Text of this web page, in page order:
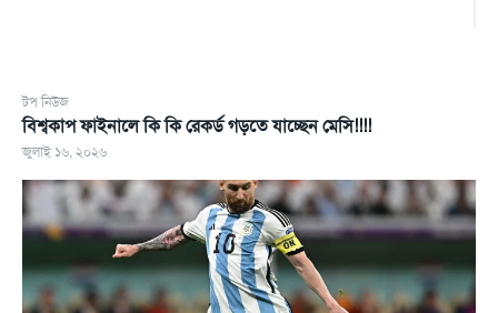
টপ নিউজ
বিশ্বকাপ ফাইনালে কি কি রেকর্ড গড়তে যাচ্ছেন মেসি!!!!
জুলাই ১৬, ২০২৬